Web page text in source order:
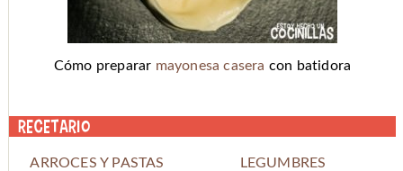
Cómo preparar mayonesa casera con batidora
Recetario
ARROCES Y PASTAS
LEGUMBRES